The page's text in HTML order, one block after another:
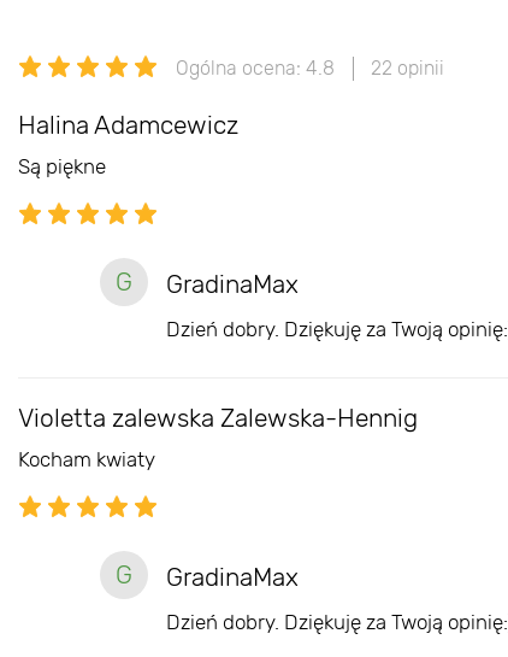
Ogólna ocena: 4.8 22 opinii
Halina Adamcewicz
Są piękne
G GradinaMax
Dzień dobry. Dziękuję za Twoją
Violetta zalewska Zalewska-Hennig
Kocham kwiaty
G GradinaMax
Dzień dobry. Dziękuję za Twoją